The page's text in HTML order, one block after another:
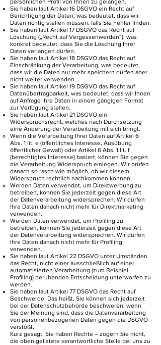
persönlichen Profil von Ihnen zu gelangen.
Sie haben laut Artikel 16 DSGVO ein Recht auf
Berichtigung der Daten, was bedeutet, dass wir
Daten richtig stellen müssen, falls Sie Fehler finden.
Sie haben laut Artikel 17 DSGVO das Recht auf
Löschung („Recht auf Vergessenwerden“), was
konkret bedeutet, dass Sie die Löschung Ihrer
Daten verlangen dürfen.
Sie haben laut Artikel 18 DSGVO das Recht auf
Einschränkung der Verarbeitung, was bedeutet,
dass wir die Daten nur mehr speichern dürfen aber
nicht weiter verwenden.
Sie haben laut Artikel 19 DSGVO das Recht auf
Datenübertragbarkeit, was bedeutet, dass wir Ihnen
auf Anfrage Ihre Daten in einem gängigen Format
zur Verfügung stellen.
Sie haben laut Artikel 21 DSGVO ein
Widerspruchsrecht, welches nach Durchsetzung
eine Änderung der Verarbeitung mit sich bringt.
Wenn die Verarbeitung Ihrer Daten auf Artikel 6
Abs. 1 lit. e (öffentliches Interesse, Ausübung
öffentlicher Gewalt) oder Artikel 6 Abs. 1 lit. f
(berechtigtes Interesse) basiert, können Sie gegen
die Verarbeitung Widerspruch einlegen. Wir prüfen
danach so rasch wie möglich, ob wir diesem
Widerspruch rechtlich nachkommen können.
Werden Daten verwendet, um Direktwerbung zu
betreiben, können Sie jederzeit gegen diese Art
der Datenverarbeitung widersprechen. Wir dürfen
Ihre Daten danach nicht mehr für Direktmarketing
verwenden.
Werden Daten verwendet, um Profiling zu
betreiben, können Sie jederzeit gegen diese Art
der Datenverarbeitung widersprechen. Wir dürfen
Ihre Daten danach nicht mehr für Profiling
verwenden.
Sie haben laut Artikel 22 DSGVO unter Umständen
das Recht, nicht einer ausschließlich auf einer
automatisierten Verarbeitung (zum Beispiel
Profiling) beruhenden Entscheidung unterworfen zu
werden.
Sie haben laut Artikel 77 DSGVO das Recht auf
Beschwerde. Das heißt, Sie können sich jederzeit
bei der Datenschutzbehörde beschweren, wenn
Sie der Meinung sind, dass die Datenverarbeitung
von personenbezogenen Daten gegen die DSGVO
verstößt.
Kurz gesagt: Sie haben Rechte – zögern Sie nicht,
die oben gelistete verantwortliche Stelle bei uns zu